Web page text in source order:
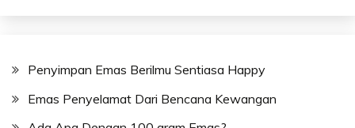
Penyimpan Emas Berilmu Sentiasa Happy
Emas Penyelamat Dari Bencana Kewangan